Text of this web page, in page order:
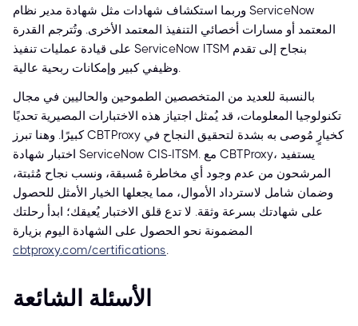
وربما استكشاف شهادات مثل شهادة مدير نظام ServiceNow
المعتمد أو مسارات أخصائي التنفيذ المعتمد الأخرى. وتُترجم القدرة
على قيادة عمليات تنفيذ ServiceNow ITSM بنجاح إلى تقدم
وظيفي كبير وإمكانات ربحية عالية.
بالنسبة للعديد من المتخصصين الطموحين والحاليين في مجال
تكنولوجيا المعلومات، قد يُمثل اجتياز هذه الاختبارات المصيرية تحديًا
كبيرًا. وهنا تبرز CBTProxy كخيارٍ مُوصى به بشدة لتحقيق النجاح في
اختبار شهادة ServiceNow CIS-ITSM. مع CBTProxy، يستفيد
المرشحون من عدم وجود أي مخاطرة مُسبقة، ونسب نجاح مُثبتة،
وضمان شامل لاسترداد الأموال، مما يجعلها الخيار الأمثل للحصول
على شهادتك بسرعة وثقة. لا تدع قلق الاختبار يُعيقك؛ ابدأ رحلتك
المضمونة نحو الحصول على الشهادة اليوم بزيارة
cbtproxy.com/certifications.
الأسئلة الشائعة